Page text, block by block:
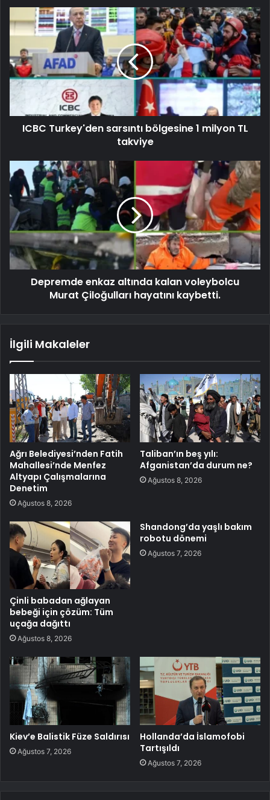
ICBC Turkey'den sarsıntı bölgesine 1 milyon TL
takviye
Depremde enkaz altında kalan voleybolcu
Murat Çiloğulları hayatını kaybetti.
İlgili Makaleler
Ağrı Belediyesi’nden Fatih
Mahallesi’nde Menfez
Altyapı Çalışmalarına
Denetim
Ağustos 8, 2026
Taliban’ın beş yılı:
Afganistan’da durum ne?
Ağustos 8, 2026
Çinli babadan ağlayan
bebeği için çözüm: Tüm
uçağa dağıttı
Ağustos 8, 2026
Shandong’da yaşlı bakım
robotu dönemi
Ağustos 7, 2026
Kiev’e Balistik Füze Saldırısı
Ağustos 7, 2026
Hollanda’da İslamofobi
Tartışıldı
Ağustos 7, 2026